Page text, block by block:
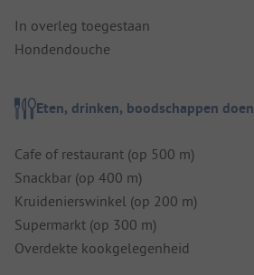
In overleg toegestaan
Hondendouche
Eten, drinken, boodschappen doen
Cafe of restaurant (op 500 m)
Snackbar (op 400 m)
Kruidenierswinkel (op 200 m)
Supermarkt (op 300 m)
Overdekte kookgelegenheid